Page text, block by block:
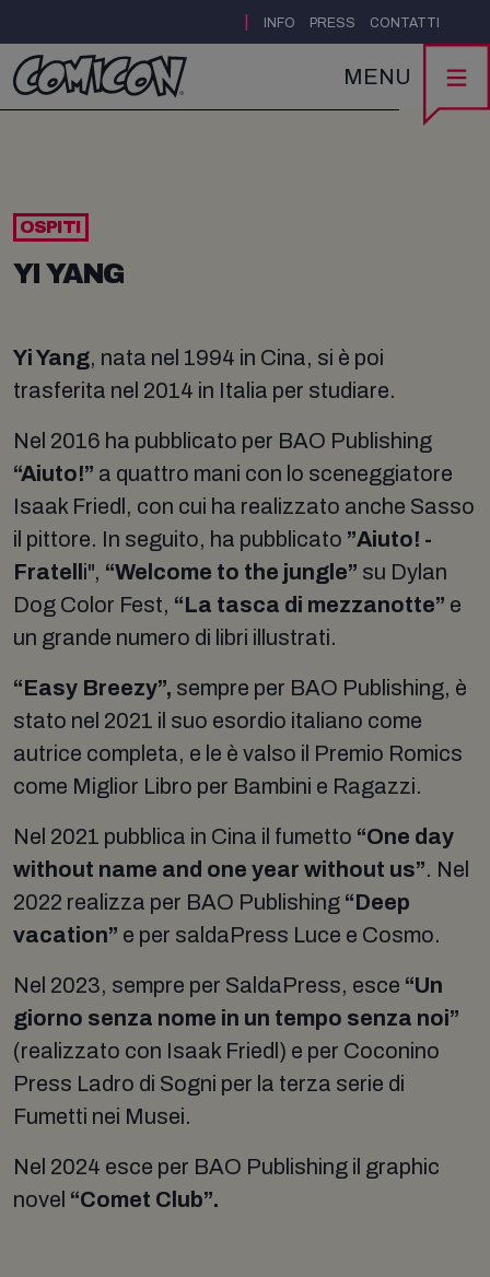
INFO PRESS CONTATTI
MENU
OSPITI
YI YANG
Yi Yang, nata nel 1994 in Cina, si è poi
trasferita nel 2014 in Italia per studiare.
Nel 2016 ha pubblicato per BAO Publishing
“Aiuto!” a quattro mani con lo sceneggiatore
Isaak Friedl, con cui ha realizzato anche Sasso
il pittore. In seguito, ha pubblicato ”Aiuto! -
Fratell i", “Welcome to the jungle” su Dylan
Dog Color Fest, “La tasca di mezzanotte” e
un grande numero di libri illustrati.
“Easy Breezy”, sempre per BAO Publishing, è
stato nel 2021 il suo esordio italiano come
autrice completa, e le è valso il Premio Romics
come Miglior Libro per Bambini e Ragazzi.
Nel 2021 pubblica in Cina il fumetto “One day
without name and one year without us”. Nel
2022 realizza per BAO Publishing “Deep
vacation” e per saldaPress Luce e Cosmo.
Nel 2023, sempre per SaldaPress, esce “Un
giorno senza nome in un tempo senza noi”
(realizzato con Isaak Friedl) e per Coconino
Press Ladro di Sogni per la terza serie di
Fumetti nei Musei.
Nel 2024 esce per BAO Publishing il graphic
novel “Comet Club”.